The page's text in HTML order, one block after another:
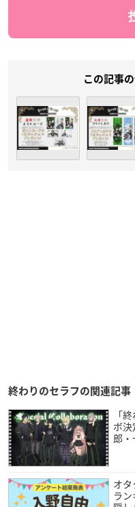
この記事
終わりのセラフの関連記事
「
ボ
郎・
オタ
ラ